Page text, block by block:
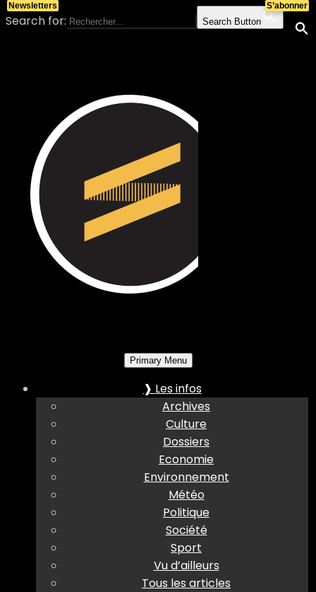
Search for: Search Button
Primary Menu
❱ Les infos
Archives
Culture
Dossiers
Economie
Environnement
Météo
Politique
Société
Sport
Vu d’ailleurs
Tous les articles
S’abonner
Newsletters